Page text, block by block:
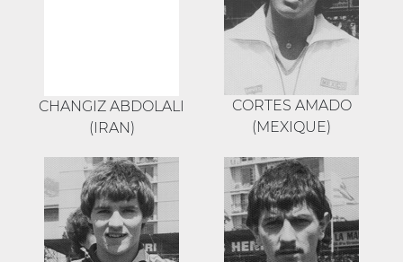
CHANGIZ ABDOLALI
(IRAN)
CORTES AMADO
(MEXIQUE)